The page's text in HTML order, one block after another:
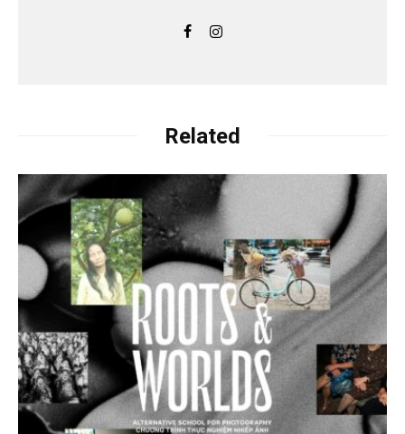
Related